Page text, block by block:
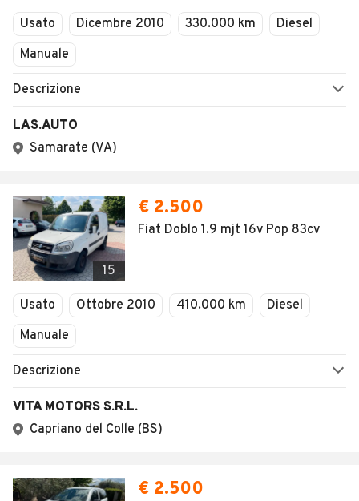
Usato Dicembre 2010 330.000 km
Diesel
Manuale
Descrizione
LAS.AUTO
Samarate (VA)
15
€ 2.500
Fiat Doblo 1.9 mjt 16v Pop 83cv
Usato Ottobre 2010 410.000 km
Diesel
Manuale
Descrizione
VITA MOTORS S.R.L.
Capriano del Colle (BS)
€ 2.500